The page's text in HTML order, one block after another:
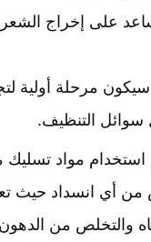
على إخراج الشعر
مرحلة أولية
سوائل التنظيف.
استخدام مواد
من أي انسداد حيث
والتخلص من الدهون